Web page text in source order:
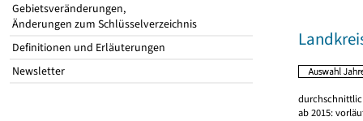
Gebietsveränderungen,
Änderungen zum Schlüsselverzeichnis
Definitionen und Erläuterungen
Newsletter
ab 2015: